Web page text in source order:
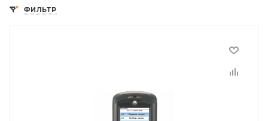
ФИЛЬТР